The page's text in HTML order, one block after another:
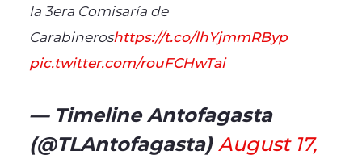
la 3era Comisaría de
Carabineroshttps://t.co/lhYjmmRByp
pic.twitter.com/rouFCHwTai
— Timeline Antofagasta
(@TLAntofagasta) August 17,